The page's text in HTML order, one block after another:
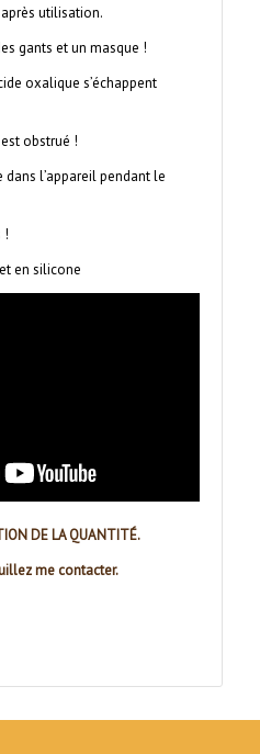
utilisation.
gants et un masque !
oxalique s’échappent
obstrué !
l’appareil pendant le
!
en silicone
DE LA QUANTITÉ.
me contacter.